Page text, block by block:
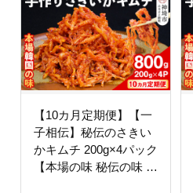
【10カ月定期便】【一
子相伝】秘伝のさきい
かキムチ 200g×4パック
【本場の味 秘伝の味 焼